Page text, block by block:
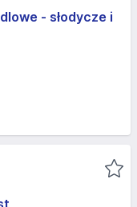
- słodycze i